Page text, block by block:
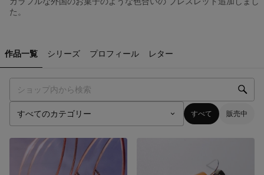
た。
作品一覧 シリーズ プロフィール レター
すべて 販売中